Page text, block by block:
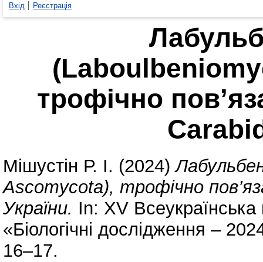
Вхід Реєстрація
трофічно
Мішустін Р. І. (2024)
Ascomycota), трофічно
України. In: XV
«Біологічні дослідження –
16–17.